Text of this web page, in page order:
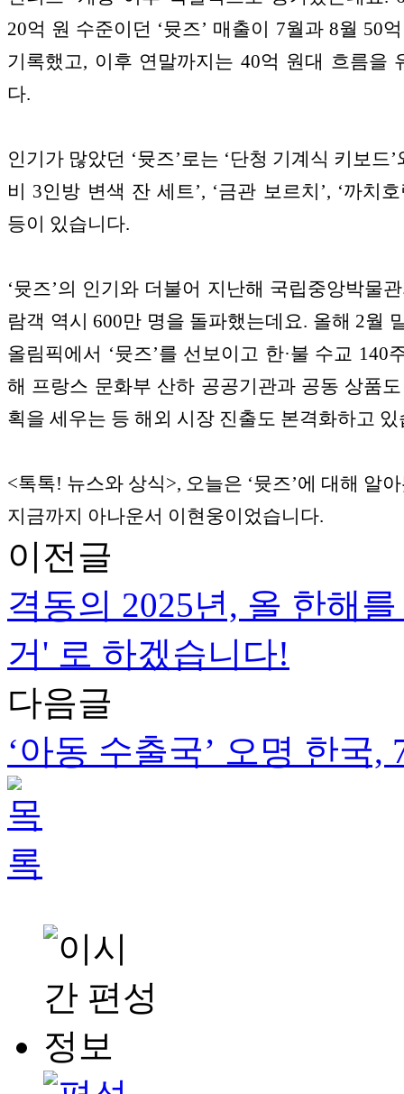
20억 원 수준이던 ‘뮷즈’ 매출이 7월과 8월 50
기록했고, 이후 연말까지는 40억 원대 흐름을
다.
인기가 많았던 ‘뮷즈’로는 ‘단청 기계식 키보드’
비 3인방 변색 잔 세트’, ‘금관 보르치’, ‘까치
등이 있습니다.
‘뮷즈’의 인기와 더불어 지난해 국립중앙박물
람객 역시 600만 명을 돌파했는데요. 올해 2월
올림픽에서 ‘뮷즈’를 선보이고 한·불 수교 140
해 프랑스 문화부 산하 공공기관과 공동 상품
획을 세우는 등 해외 시장 진출도 본격화하고 있
<톡톡! 뉴스와 상식>, 오늘은 ‘뮷즈’에 대해 알
지금까지 아나운서 이현웅이었습니다.
이전글
격동의 2025년, 올 한해
거' 로 하겠습니다!
다음글
‘아동 수출국’ 오명 한국